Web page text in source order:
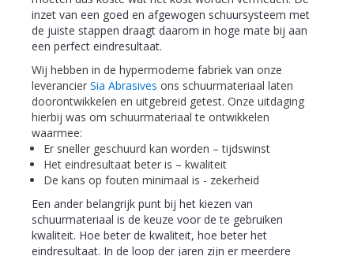
inzet van een goed en afgewogen schuursysteem met
de juiste stappen draagt daarom in hoge mate bij aan
een perfect eindresultaat.
Wij hebben in de hypermoderne fabriek van onze
leverancier Sia Abrasives ons schuurmateriaal laten
doorontwikkelen en uitgebreid getest. Onze uitdaging
hierbij was om schuurmateriaal te ontwikkelen
waarmee:
Er sneller geschuurd kan worden – tijdswinst
Het eindresultaat beter is – kwaliteit
De kans op fouten minimaal is - zekerheid
Een ander belangrijk punt bij het kiezen van
schuurmateriaal is de keuze voor de te gebruiken
kwaliteit. Hoe beter de kwaliteit, hoe beter het
eindresultaat. In de loop der jaren zijn er meerdere